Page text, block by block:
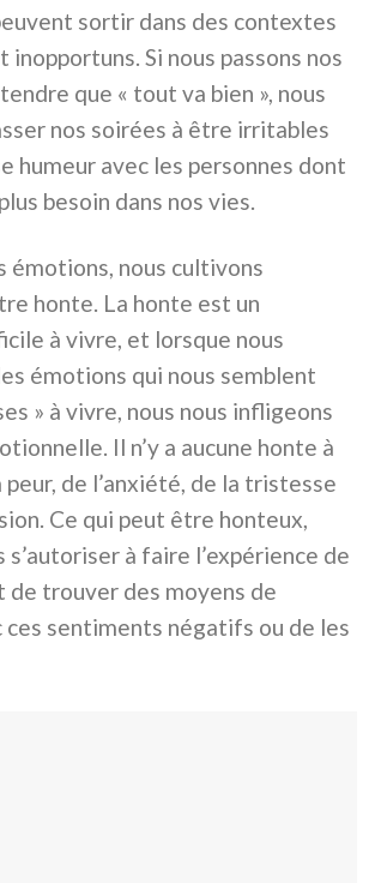
sortir dans des contextes
inopportuns. Si nous passons nos
que « tout va bien », nous
nos soirées à être irritables
humeur avec les personnes dont
besoin dans nos vies.
émotions, nous cultivons
honte. La honte est un
à vivre, et lorsque nous
émotions qui nous semblent
» à vivre, nous nous infligeons
Il n’y a aucune honte à
de l’anxiété, de la tristesse
Ce qui peut être honteux,
s’autoriser à faire l’expérience de
de trouver des moyens de
sentiments négatifs ou de les